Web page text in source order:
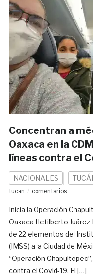
Concentran a
Oaxaca en la
líneas contra el
NACIONALES
tucan
comentarios
Inicia la Operación
Oaxaca Hetilberto Juárez
de 22 elementos del
(IMSS) a la Ciudad de
“Operación
contra el Covid-19. El […]